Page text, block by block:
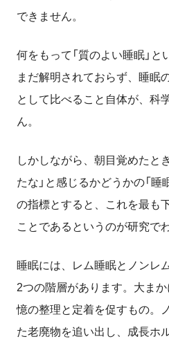
できません。
何をもって「質のよい睡眠」
まだ解明されておらず、睡眠
として比べること自体が、科
ん。
しかしながら、朝目覚めたとき
たな」と感じるかどうかの「
の指標とすると、これを最も
ことであるというのが研究で
睡眠には、レム睡眠とノンレ
2つの階層があります。大ま
憶の整理と定着を促すもの。
た老廃物を追い出し、成長ホ